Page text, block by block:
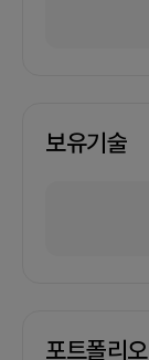
보유기술
포트폴리오